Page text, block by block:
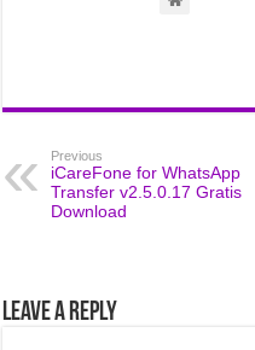
Previous
iCareFone for WhatsApp
Transfer v2.5.0.17 Gratis
Download
Leave a Reply